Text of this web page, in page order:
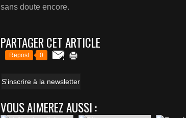
sans doute encore.
PARTAGER CET ARTICLE
Repost 0
S'inscrire à la newsletter
VOUS AIMEREZ AUSSI :